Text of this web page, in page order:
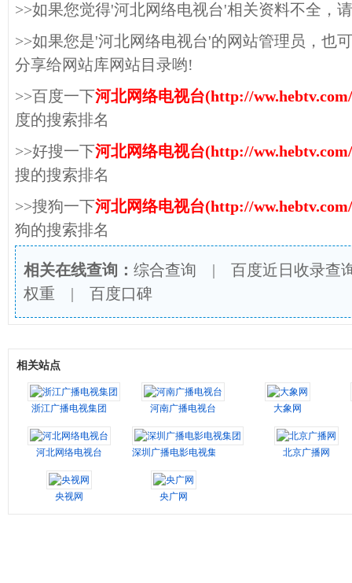
>>如果您觉得'河北网络电视台'相关资料不全，
>>如果您是'河北网络电视台'的网站管理员，也
分享给网站库网站目录哟!
>>百度一下河北网络电视台(http://
度的搜索排名
>>好搜一下河北网络电视台(http://
搜的搜索排名
>>搜狗一下河北网络电视台(http://
狗的搜索排名
相关在线查询： 综合查询 | 百度近日收录查
权重 | 百度口碑
相关站点
浙江广播电视集团 河南广播电视台 大象网
河北网络电视台 深圳广播电影电视集团 北京广播网
央视网 央广网